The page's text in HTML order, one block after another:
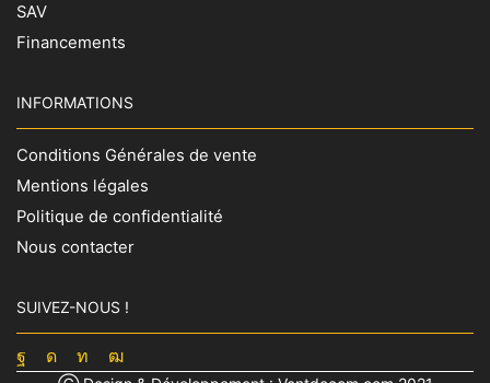
SAV
Financements
INFORMATIONS
Conditions Générales de vente
Mentions légales
Politique de confidentialité
Nous contacter
SUIVEZ-NOUS !
Facebook
Instagram
LinkedinYoutube